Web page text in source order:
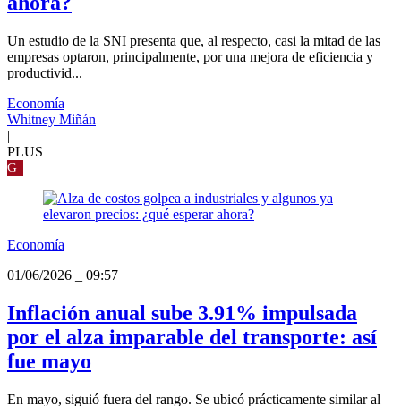
Un estudio de la SNI presenta que, al respecto, casi la mitad de las
empresas optaron, principalmente, por una mejora de eficiencia y
productivid...
Economía
Whitney Miñán
|
PLUS
G
Economía
01/06/2026
09:57
Inflación anual sube 3.91% impulsada
por el alza imparable del transporte: así
fue mayo
En mayo, siguió fuera del rango. Se ubicó prácticamente similar al